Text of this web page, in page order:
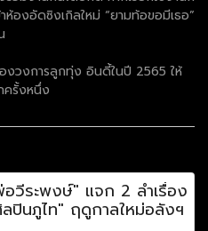
องอัดซิงเกิลใหม่ “ยามท้อขอมีเธอ”
งวงการลูกทุ่ง อินดี้ในปี 2565 ให้
รั้งหนึ่ง
วีระพงษ์" แจก 2 ลำเรื่อง
ปินภูไท" ฤดูกาลใหม่อลังฯ